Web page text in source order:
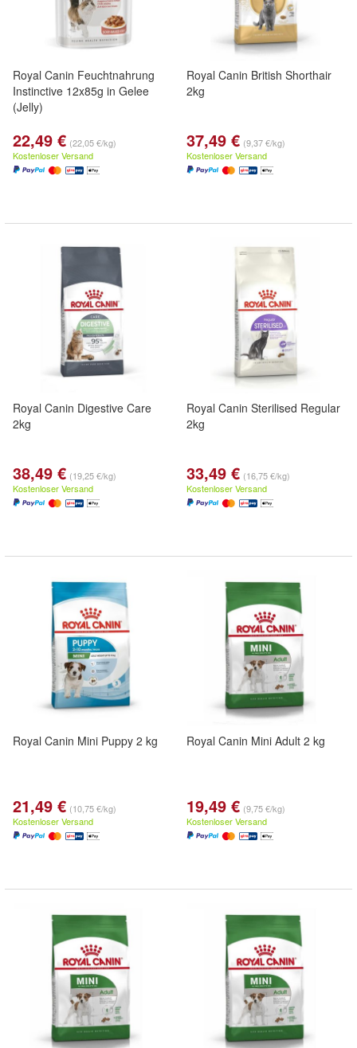
Royal Canin Feuchtnahrung
Instinctive 12x85g in Gelee
(Jelly)
22,49 € (22,05 €/kg)
Kostenloser Versand
Royal Canin British Shorthair
2kg
37,49 € (9,37 €/kg)
Kostenloser Versand
Royal Canin Digestive Care
2kg
38,49 € (19,25 €/kg)
Kostenloser Versand
Royal Canin Sterilised Regular
2kg
33,49 € (16,75 €/kg)
Kostenloser Versand
Royal Canin Mini Puppy 2 kg
21,49 € (10,75 €/kg)
Kostenloser Versand
Royal Canin Mini Adult 2 kg
19,49 € (9,75 €/kg)
Kostenloser Versand